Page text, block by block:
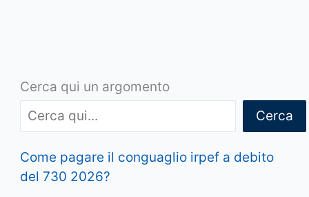
Cerca qui un argomento
Cerca
Come pagare il conguaglio irpef a debito
del 730 2026?